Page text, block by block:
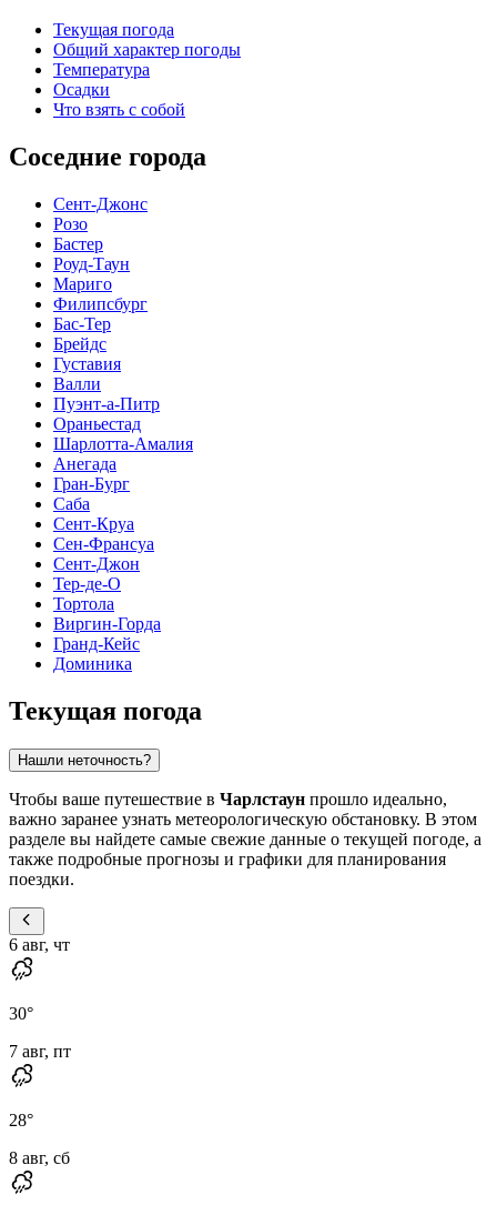
Текущая погода
Общий характер погоды
Температура
Осадки
Что взять с собой
Соседние города
Сент-Джонс
Розо
Бастер
Роуд-Таун
Мариго
Филипсбург
Бас-Тер
Брейдс
Густавия
Валли
Пуэнт-а-Питр
Ораньестад
Шарлотта-Амалия
Анегада
Гран-Бург
Саба
Сент-Круа
Сен-Франсуа
Сент-Джон
Тер-де-О
Тортола
Виргин-Горда
Гранд-Кейс
Доминика
Текущая погода
Нашли неточность?
Чтобы ваше путешествие в Чарлстаун прошло идеально,
важно заранее узнать метеорологическую обстановку. В этом
разделе вы найдете самые свежие данные о текущей погоде, а
также подробные прогнозы и графики для планирования
поездки.
6 авг, чт
30°
7 авг, пт
28°
8 авг, сб